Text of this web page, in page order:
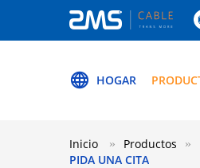
HOGAR
PIDA UNA CITA
Inicio Productos